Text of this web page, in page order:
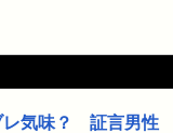
レ気味？ 証言男性